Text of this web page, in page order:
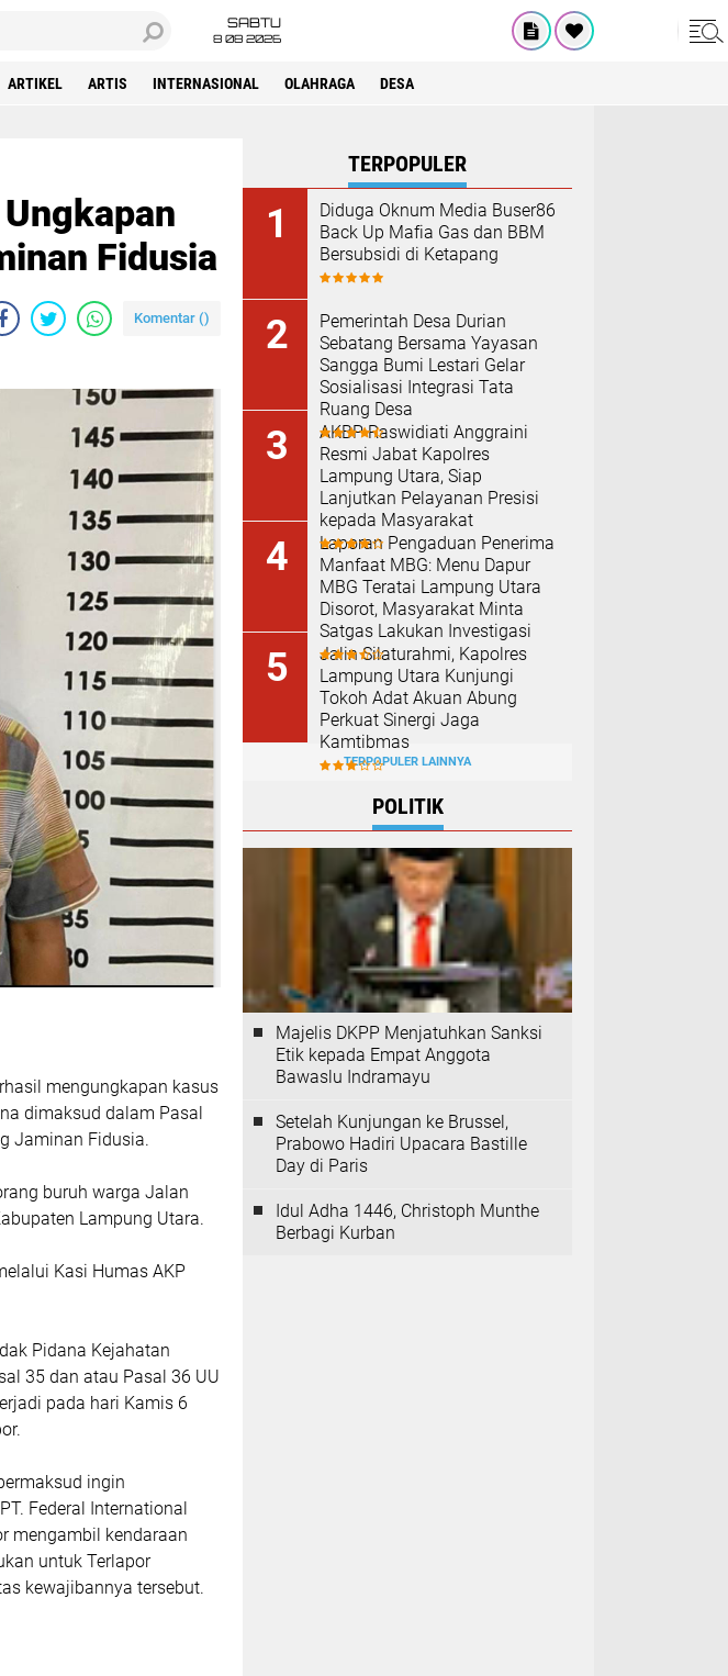
SABTU
8 08 2026
ARTIKEL ARTIS INTERNASIONAL OLAHRAGA DESA
Fidusia
Komentar ()
mengungkapan kasus
dimaksud dalam Pasal
Jaminan Fidusia.
buruh warga Jalan
Lampung Utara.
Kasi Humas AKP
Pidana Kejahatan
35 dan atau Pasal 36 UU
pada hari Kamis 6
ingin
Federal International
mengambil kendaraan
untuk Terlapor
kewajibannya tersebut.
TERPOPULER
Diduga Oknum Media Buser86
Back Up Mafia Gas dan BBM
Bersubsidi di Ketapang
Pemerintah Desa Durian
Sebatang Bersama Yayasan
Sangga Bumi Lestari Gelar
Sosialisasi Integrasi Tata
Ruang Desa
AKBP Raswidiati Anggraini
Resmi Jabat Kapolres
Lampung Utara, Siap
Lanjutkan Pelayanan Presisi
kepada Masyarakat
Laporan Pengaduan Penerima
Manfaat MBG: Menu Dapur
MBG Teratai Lampung Utara
Disorot, Masyarakat Minta
Satgas Lakukan Investigasi
Jalin Silaturahmi, Kapolres
Lampung Utara Kunjungi
Tokoh Adat Akuan Abung
Perkuat Sinergi Jaga
Kamtibmas
TERPOPULER LAINNYA
POLITIK
Majelis DKPP Menjatuhkan Sanksi
Etik kepada Empat Anggota
Bawaslu Indramayu
Setelah Kunjungan ke Brussel,
Prabowo Hadiri Upacara Bastille
Day di Paris
Idul Adha 1446, Christoph Munthe
Berbagi Kurban